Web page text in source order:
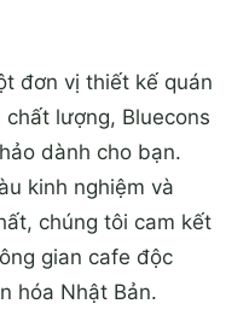
đơn vị thiết kế quán
lượng, Bluecons
dành cho bạn.
kinh nghiệm và
chúng tôi cam kết
gian cafe độc
hóa Nhật Bản.